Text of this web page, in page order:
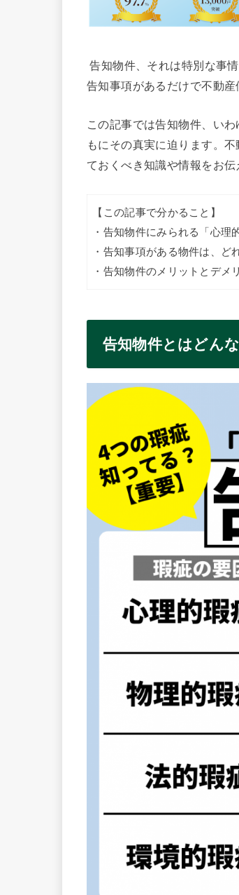
告知物件、それは特別な事
告知事項があるだけで不動産
この記事では告知物件、い
もにその真実に迫ります。
ておくべき知識や情報をお伝
【この記事で分かること】
・告知物件にみられる「心理
・告知事項がある物件は、ど
・告知物件のメリットとデメ
告知物件とはどん